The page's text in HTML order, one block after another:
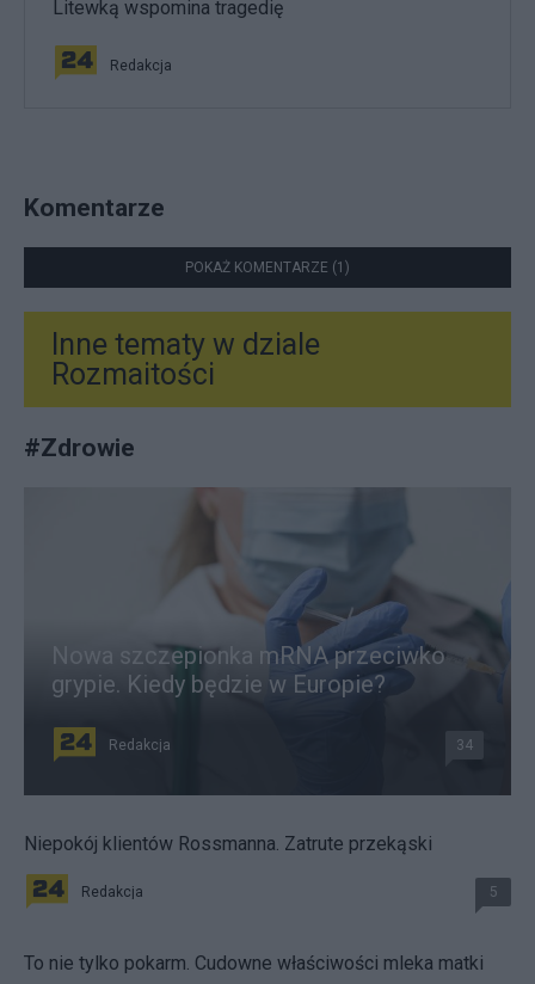
Litewką wspomina tragedię
Redakcja
Komentarze
POKAŻ KOMENTARZE (1)
Inne tematy w dziale
Rozmaitości
#Zdrowie
Nowa szczepionka mRNA przeciwko
grypie. Kiedy będzie w Europie?
Redakcja 34
Niepokój klientów Rossmanna. Zatrute przekąski
Redakcja 5
To nie tylko pokarm. Cudowne właściwości mleka matki